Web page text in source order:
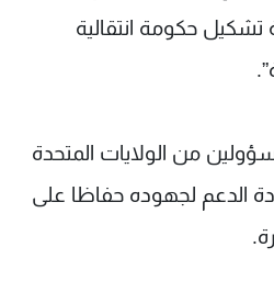
حكومة انتقالية
من الولايات المتحدة
الدعم لجهوده حفاظا على